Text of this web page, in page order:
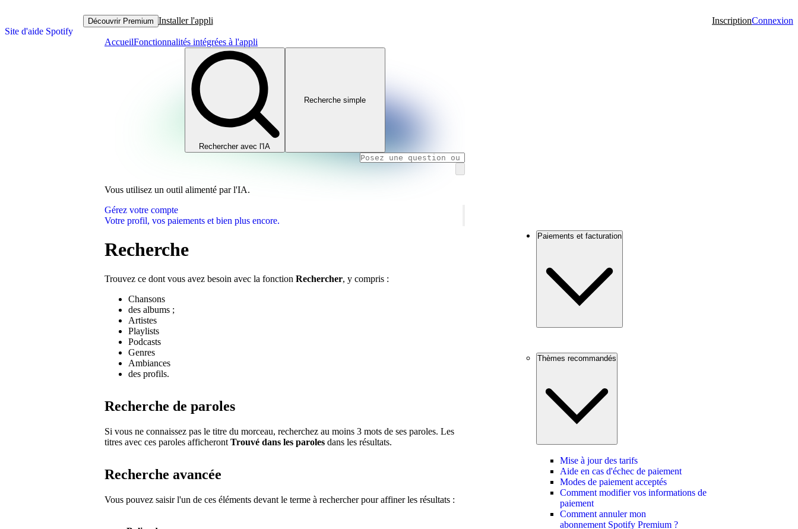
Site d'aide Spotify
Découvrir Premium Installer l'appli InscriptionConnexion
AccueilFonctionnalités intégrées à l'appli
Rechercher avec l'IA
Recherche simple
Vous utilisez un outil alimenté par l'IA.
Gérez votre compte
Votre profil, vos paiements et bien plus encore.
Recherche
Trouvez ce dont vous avez besoin avec la fonction Rechercher, y compris :
Chansons
des albums ;
Artistes
Playlists
Podcasts
Genres
Ambiances
des profils.
Recherche de paroles
Si vous ne connaissez pas le titre du morceau, recherchez au moins 3 mots de ses paroles. Les
titres avec ces paroles afficheront Trouvé dans les paroles dans les résultats.
Recherche avancée
Vous pouvez saisir l'un de ces éléments devant le terme à rechercher pour affiner les résultats :
Paiements et facturation
Thèmes recommandés
Mise à jour des tarifs
Aide en cas d'échec de paiement
Modes de paiement acceptés
Comment modifier vos informations de
paiement
Comment annuler mon
abonnement Spotify Premium ?